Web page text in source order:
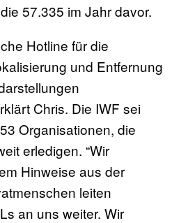
57.335 im Jahr davor.
Hotline für die
und Entfernung
Chris. Die IWF sei
Organisationen, die
erledigen. “Wir
Hinweise aus der
leiten
an uns weiter. Wir